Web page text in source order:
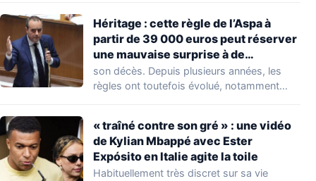
Héritage : cette règle de l’Aspa à
partir de 39 000 euros peut réserver
une mauvaise surprise à de
nombreuses familles
son décès. Depuis plusieurs années, les
règles ont toutefois évolué, notamment
« traîné contre son gré » : une vidéo
de Kylian Mbappé avec Ester
Expósito en Italie agite la toile
Habituellement très discret sur sa vie